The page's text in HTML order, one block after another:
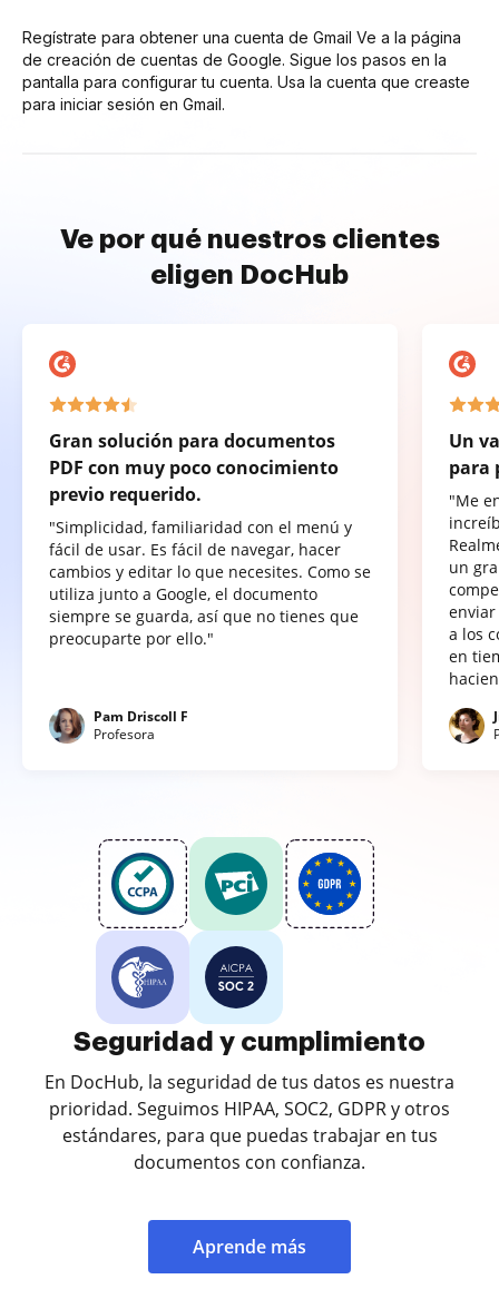
Regístrate para obtener una cuenta de Gmail Ve a la página
de creación de cuentas de Google. Sigue los pasos en la
pantalla para configurar tu cuenta. Usa la cuenta que creaste
para iniciar sesión en Gmail.
Ve por qué nuestros clientes
eligen DocHub
Gran solución para documentos
PDF con muy poco conocimiento
previo requerido.
"Simplicidad, familiaridad con el menú y
fácil de usar. Es fácil de navegar, hacer
cambios y editar lo que necesites. Como se
utiliza junto a Google, el documento
siempre se guarda, así que no tienes que
preocuparte por ello."
Pam Driscoll F
Profesora
Un
para
"Me
un
a los
en
Seguridad y cumplimiento
En DocHub, la seguridad de tus datos es nuestra
prioridad. Seguimos HIPAA, SOC2, GDPR y otros
estándares, para que puedas trabajar en tus
documentos con confianza.
Aprende más